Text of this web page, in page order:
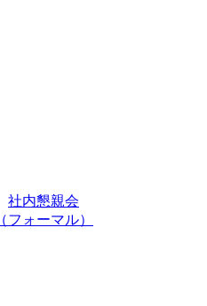
社内懇親会
（フォーマル）